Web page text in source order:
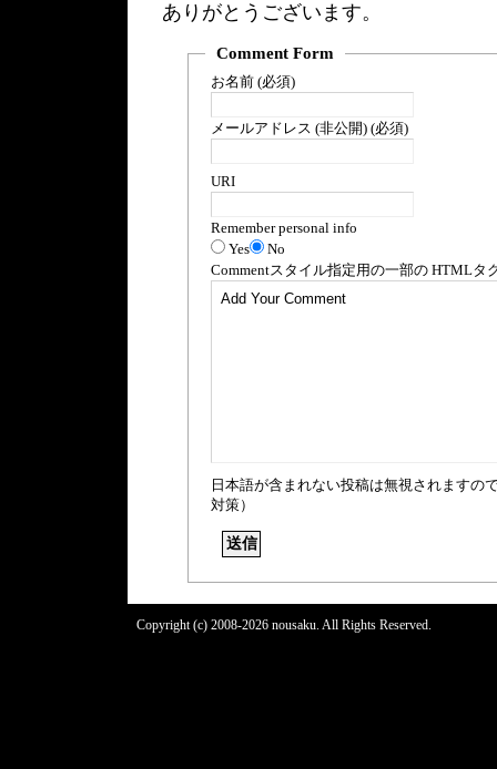
ありがとうございます。
Comment Form
お名前 (必須)
メールアドレス (非公開) (必須)
URI
Remember personal info
Yes
No
Commentスタイル指定用の一部の HTMLタ
日本語が含まれない投稿は無視されますの
対策）
Copyright (c) 2008-2026 nousaku. All Rights Reserved.